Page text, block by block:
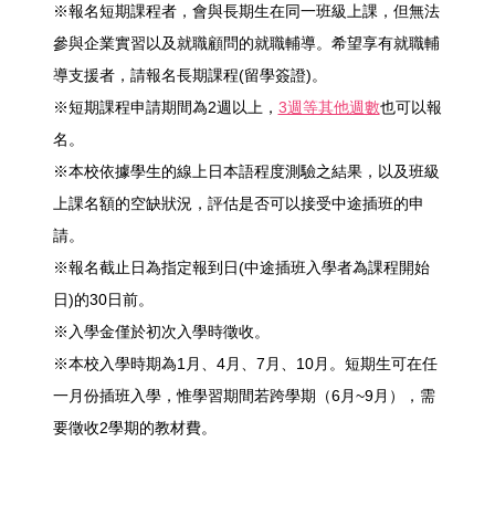
※報名短期課程者，會與長期生在同一班級上課，但無法
參與企業實習以及就職顧問的就職輔導。希望享有就職輔
導支援者，請報名長期課程(留學簽證)。
※短期課程申請期間為2週以上， 3週等其他週數也可以報
名。
※本校依據學生的線上日本語程度測驗之結果，以及班級
上課名額的空缺狀況，評估是否可以接受中途插班的申
請。
※報名截止日為指定報到日(中途插班入學者為課程開始
日)的30日前。
※入學金僅於初次入學時徵收。
※本校入學時期為1月、4月、7月、10月。短期生可在任
一月份插班入學，惟學習期間若跨學期（6月~9月），需
要徵收2學期的教材費。